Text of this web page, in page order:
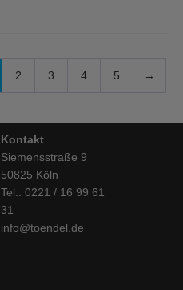
2 3 4 5 →
Kontakt
Siemensstraße 9
50825 Köln
Tel.: 0221 / 16 99 61
31
info@toendel.de